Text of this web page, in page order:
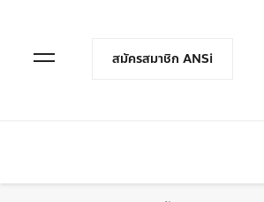
Open Menuสมัครสมาชิก ANSi